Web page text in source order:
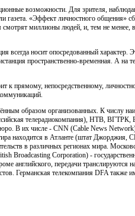
возможности. Для зрителя,
газета. «Эффект личностного общения»
миллионы людей, и, тем не менее,
носит опосредованный характер.
пространственно-временная. А на
к прямому, непосредственному,
образом организованных. К числу
телерадиокомпания), НТВ,
В их числе - CNN (Cable News
находится в Атланте (штат
в различных регионах мира.
Corporation) -
английского, передачи транслируются
Германская телекомпания DFA также